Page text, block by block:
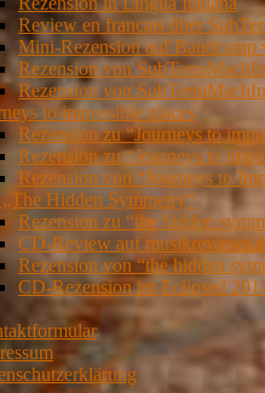
Review en francais über
Mini-Rezension auf Bandcamp
Rezension von
Rezension von
to impossible places
Rezension zu “Journeys to
Rezension zu “Journeys to
Rezension von “Journeys to
Hidden Symmetry“
Rezension zu “the hidden
CD-Review auf
Rezension von “the hidden
CD-Rezension im Eclipsed